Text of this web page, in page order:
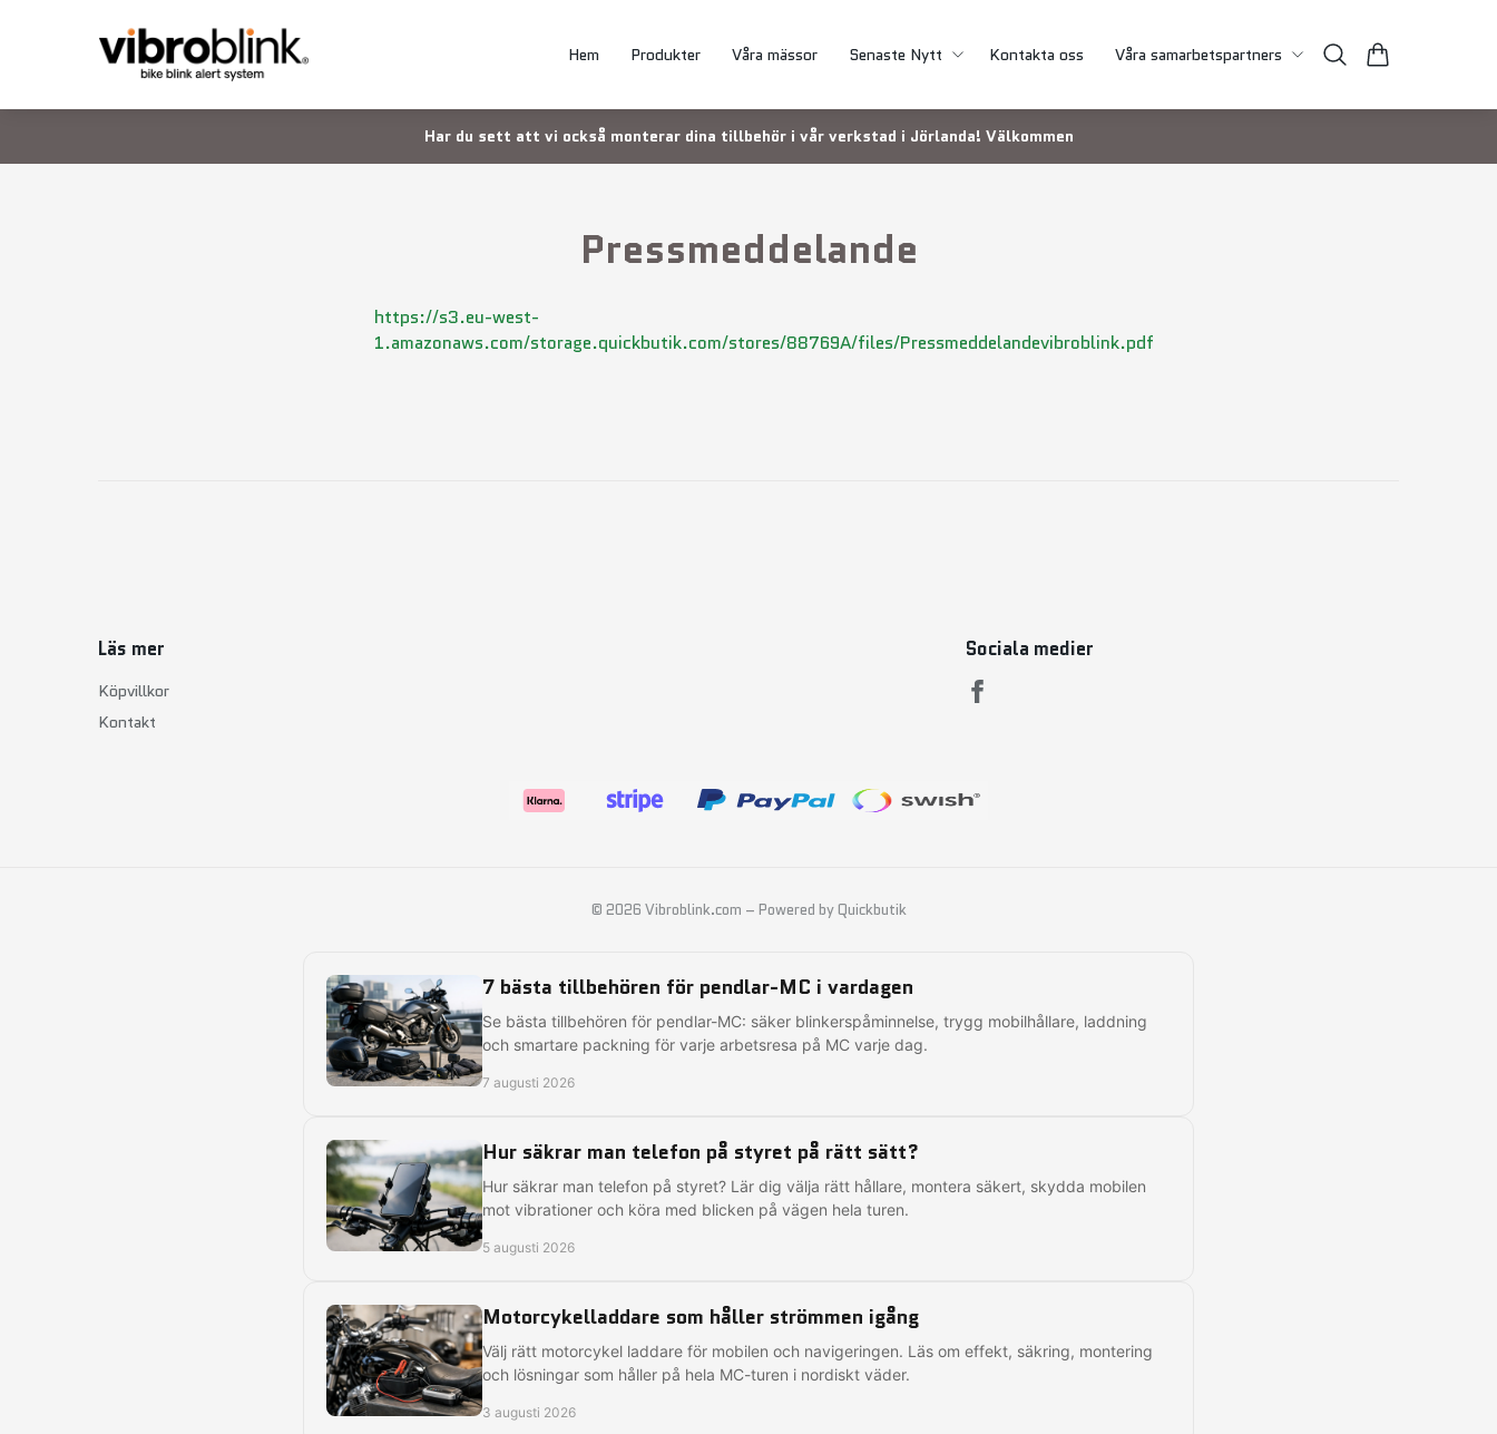
Hem Produkter Våra mässor Senaste Nytt Kontakta oss Våra samarbetspartners
Har du sett att vi också monterar dina tillbehör i vår verkstad i Jörlanda! Välkommen
Pressmeddelande
https://s3.eu-west-
1.amazonaws.com/storage.quickbutik.com/stores/88769A/files/Pressmeddelandevibroblink.pdf
Läs mer
Köpvillkor
Kontakt
Sociala medier
© 2026 Vibroblink.com – Powered by Quickbutik
7 bästa tillbehören för pendlar-MC i vardagen
Se bästa tillbehören för pendlar-MC: säker blinkerspåminnelse, trygg mobilhållare, laddning
och smartare packning för varje arbetsresa på MC varje dag.
7 augusti 2026
Hur säkrar man telefon på styret på rätt sätt?
Hur säkrar man telefon på styret? Lär dig välja rätt hållare, montera säkert, skydda mobilen
mot vibrationer och köra med blicken på vägen hela turen.
5 augusti 2026
Motorcykelladdare som håller strömmen igång
Välj rätt motorcykel laddare för mobilen och navigeringen. Läs om effekt, säkring, montering
och lösningar som håller på hela MC-turen i nordiskt väder.
3 augusti 2026